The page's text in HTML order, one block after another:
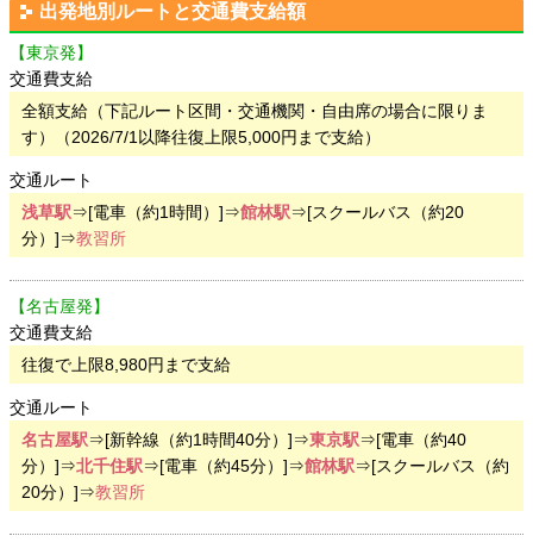
出発地別ルートと交通費支給額
【東京発】
交通費支給
全額支給（下記ルート区間・交通機関・自由席の場合に限りま
す）（2026/7/1以降往復上限5,000円まで支給）
交通ルート
浅草駅⇒[電車（約1時間）]⇒館林駅⇒[スクールバス（約20
分）]⇒教習所
【名古屋発】
交通費支給
往復で上限8,980円まで支給
交通ルート
名古屋駅⇒[新幹線（約1時間40分）]⇒東京駅⇒[電車（約40
分）]⇒北千住駅⇒[電車（約45分）]⇒館林駅⇒[スクールバス（約
20分）]⇒教習所